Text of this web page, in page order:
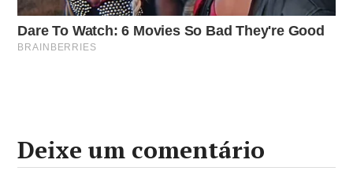
Deixe um comentário